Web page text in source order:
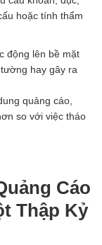
hoặc tính thẩm
động lên bề mặt
hay gây ra
quảng cáo,
so với việc tháo
Cáo
Thập Kỷ